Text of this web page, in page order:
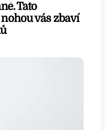
Tato
vás zbaví